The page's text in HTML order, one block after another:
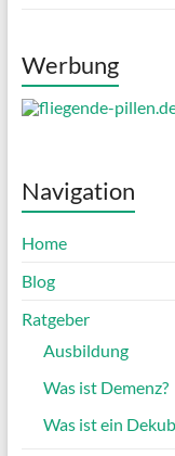
Werbung
Navigation
Home
Blog
Ratgeber
Ausbildung
Was ist Demenz?
Was ist ein